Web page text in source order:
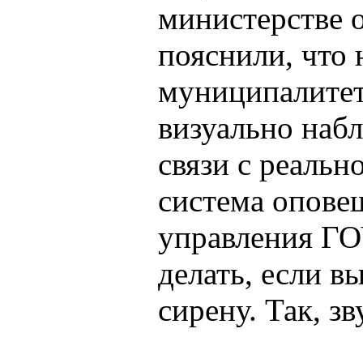
министерстве
пояснили, что
визуально
связи с
система
управления
делать, если
сирену. Так,